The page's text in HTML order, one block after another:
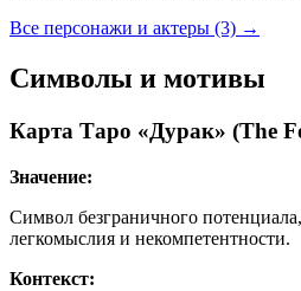
Все персонажи и актеры (3) →
Символы и мотивы
Карта Таро «Дурак» (The
Значение:
Символ безграничного
легкомыслия и некомпетентности.
Контекст: